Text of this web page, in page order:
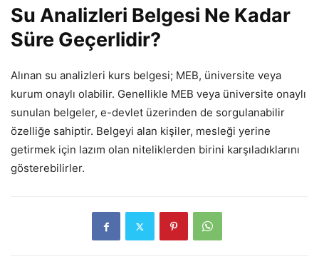
Su Analizleri Belgesi Ne Kadar
Süre Geçerlidir?
Alınan su analizleri kurs belgesi; MEB, üniversite veya
kurum onaylı olabilir. Genellikle MEB veya üniversite onaylı
sunulan belgeler, e-devlet üzerinden de sorgulanabilir
özelliğe sahiptir. Belgeyi alan kişiler, mesleği yerine
getirmek için lazım olan niteliklerden birini karşıladıklarını
gösterebilirler.